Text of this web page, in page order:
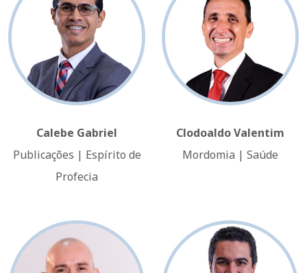
Calebe Gabriel
Publicações | Espírito de
Profecia
Clodoaldo Valentim
Mordomia | Saúde